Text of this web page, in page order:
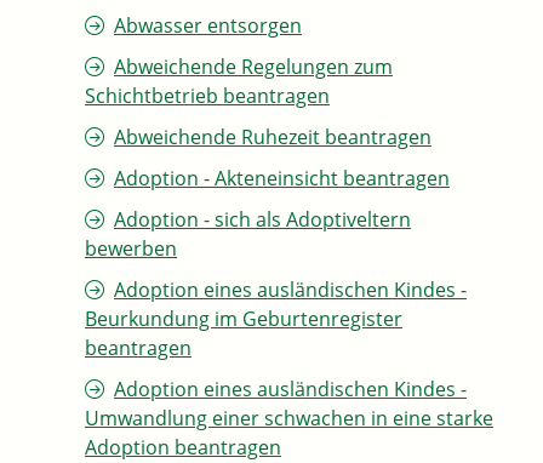
Abwasser entsorgen
Abweichende Regelungen zum
Schichtbetrieb beantragen
Abweichende Ruhezeit beantragen
Adoption - Akteneinsicht beantragen
Adoption - sich als Adoptiveltern
bewerben
Adoption eines ausländischen Kindes -
Beurkundung im Geburtenregister
beantragen
Adoption eines ausländischen Kindes -
Umwandlung einer schwachen in eine starke
Adoption beantragen